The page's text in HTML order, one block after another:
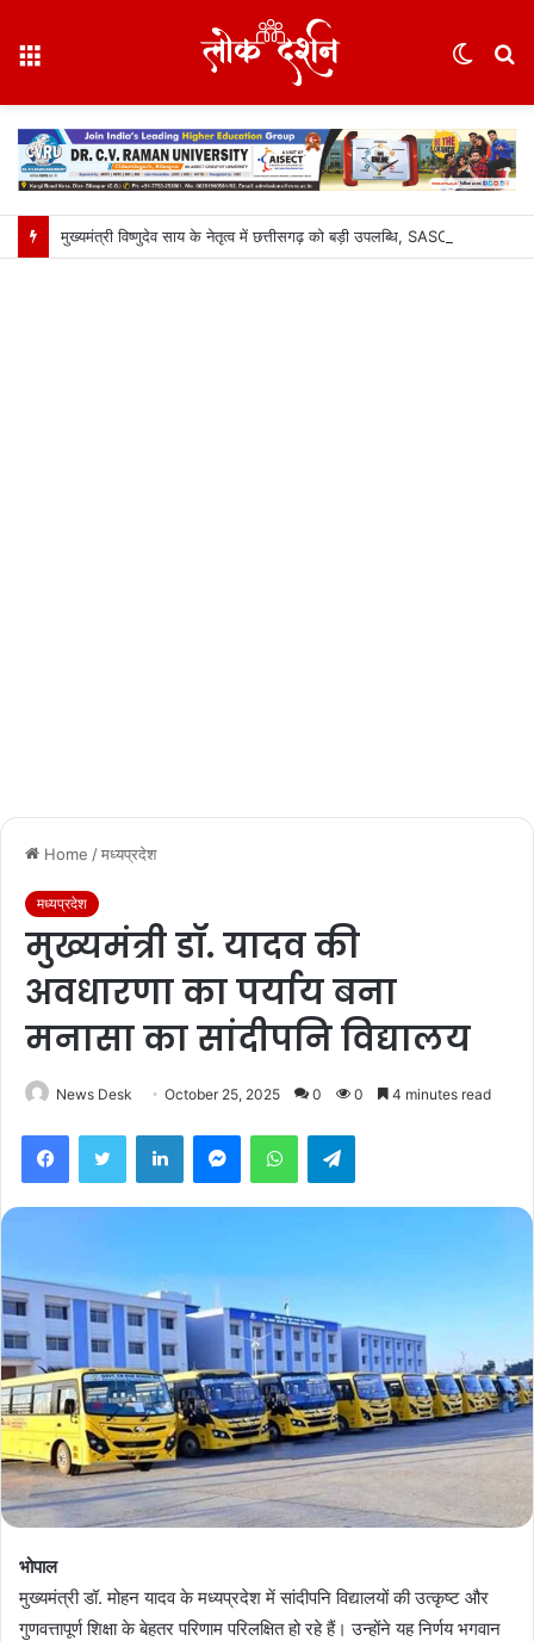
Home /मध्यप्रदेश
मध्यप्रदेश
मुख्यमंत्री डॉ. यादव की
अवधारणा का पर्याय बना
मनासा का सांदीपनि विद्यालय
News Desk October 25, 2025 0 0 4 minutes read
भोपाल
मुख्यमंत्री डॉ. मोहन यादव के मध्यप्रदेश में सांदीपनि विद्यालयों की उत्कृष्ट और
गुणवत्तापूर्ण शिक्षा के बेहतर परिणाम परिलक्षित हो रहे हैं। उन्होंने यह निर्णय भगवान